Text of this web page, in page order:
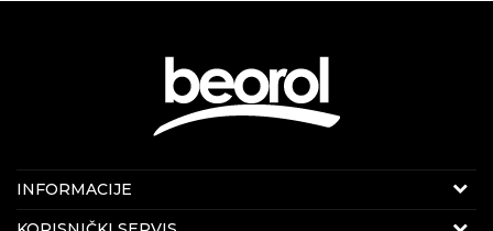
Internet prodaja
E-mail: beorolshop@beorol.ba
INFORMACIJE
O nama